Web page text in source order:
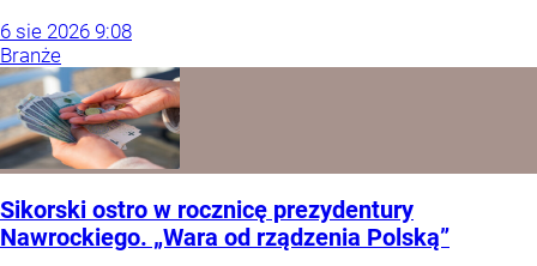
6 sie 2026 9:08
Branże
Sikorski ostro w rocznicę prezydentury
Nawrockiego. „Wara od rządzenia Polską”